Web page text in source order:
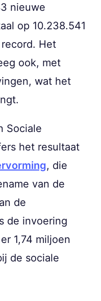
nieuwe
op 10.238.541
Het
ook, met
wat het
Sociale
het resultaat
, die
van de
de
de invoering
1,74 miljoen
de sociale